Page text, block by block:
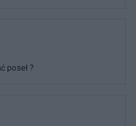
poseł ?